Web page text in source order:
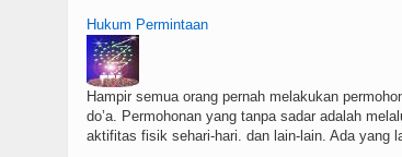
Hukum Permintaan
Hampir semua orang pernah melakukan
do’a. Permohonan yang tanpa sadar adalah
aktifitas fisik sehari-hari. dan lain-lain. Ada yang